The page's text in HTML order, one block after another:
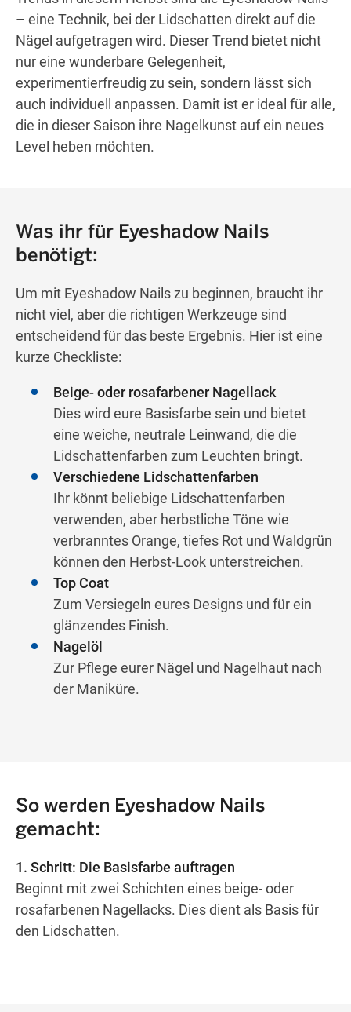
– eine Technik, bei der Lidschatten direkt auf die
Nägel aufgetragen wird. Dieser Trend bietet nicht
nur eine wunderbare Gelegenheit,
experimentierfreudig zu sein, sondern lässt sich
auch individuell anpassen. Damit ist er ideal für alle,
die in dieser Saison ihre Nagelkunst auf ein neues
Level heben möchten.
Was ihr für Eyeshadow Nails
benötigt:
Um mit Eyeshadow Nails zu beginnen, braucht ihr
nicht viel, aber die richtigen Werkzeuge sind
entscheidend für das beste Ergebnis. Hier ist eine
kurze Checkliste:
Beige- oder rosafarbener Nagellack
Dies wird eure Basisfarbe sein und bietet
eine weiche, neutrale Leinwand, die die
Lidschattenfarben zum Leuchten bringt.
Verschiedene Lidschattenfarben
Ihr könnt beliebige Lidschattenfarben
verwenden, aber herbstliche Töne wie
verbranntes Orange, tiefes Rot und Waldgrün
können den Herbst-Look unterstreichen.
Top Coat
Zum Versiegeln eures Designs und für ein
glänzendes Finish.
Nagelöl
Zur Pflege eurer Nägel und Nagelhaut nach
der Maniküre.
So werden Eyeshadow Nails
gemacht:
1. Schritt: Die Basisfarbe auftragen
Beginnt mit zwei Schichten eines beige- oder
rosafarbenen Nagellacks. Dies dient als Basis für
den Lidschatten.